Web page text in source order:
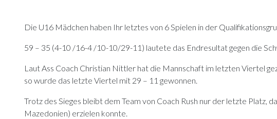
Die U16 Mädchen haben Ihr letztes von 6 Spielen in der
59 – 35 (4-10 /16-4 /10-10/29-11) lautete das Endresultat gegen die
Laut Ass Coach Christian Nittler hat die Mannschaft im letzten Viertel
so wurde das letzte Viertel mit 29 – 11 gewonnen.
Trotz des Sieges bleibt dem Team von Coach Rush nur der letzte Platz,
Mazedonien) erzielen konnte.